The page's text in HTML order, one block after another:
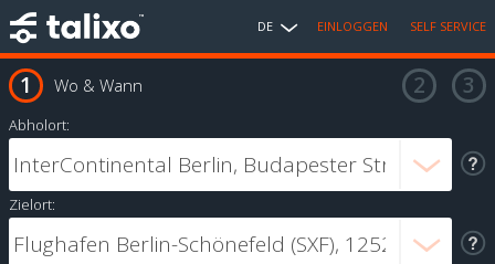
DE EINLOGGEN SELF SERVICE
Wo & Wann
Abholort:
Zielort: